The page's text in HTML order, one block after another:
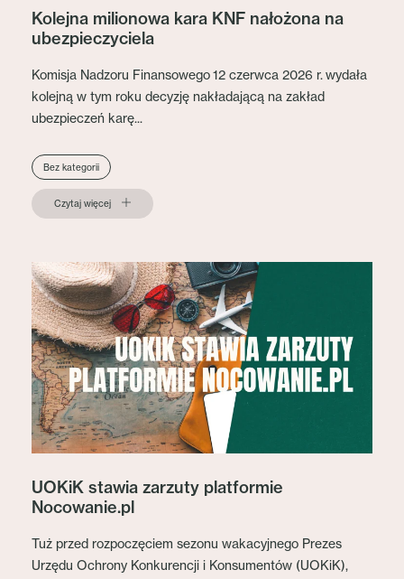
Kolejna milionowa kara KNF nałożona na
ubezpieczyciela
Komisja Nadzoru Finansowego 12 czerwca 2026 r. wydała
kolejną w tym roku decyzję nakładającą na zakład
ubezpieczeń karę...
Bez kategorii
Czytaj więcej
UOKiK stawia zarzuty platformie
Nocowanie.pl
Tuż przed rozpoczęciem sezonu wakacyjnego Prezes
Urzędu Ochrony Konkurencji i Konsumentów (UOKiK),